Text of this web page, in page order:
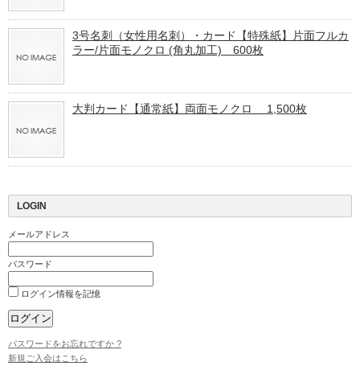
3号名刺（女性用名刺）・カード【特殊紙】片面フルカ
ラー/片面モノクロ (角丸加工) 600枚
大判カード【通常紙】両面モノクロ 1,500枚
LOGIN
メールアドレス
パスワード
ログイン情報を記憶
パスワードをお忘れですか ?
新規ご入会はこちら